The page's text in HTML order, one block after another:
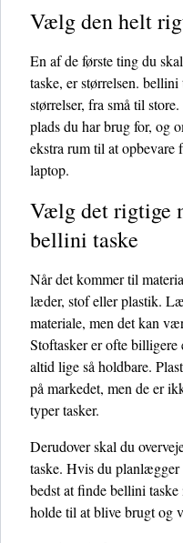
Vælg den helt
En af de første ting du
taske, er størrelsen.
størrelser, fra små til
plads du har brug for, og
ekstra rum til at opbevare
laptop.
Vælg det rigtige
bellini taske
Når det kommer til
læder, stof eller plastik.
materiale, men det kan
Stoftasker er ofte
altid lige så holdbare.
på markedet, men de er
typer tasker.
Derudover skal du
taske. Hvis du planlægger
bedst at finde bellini
holde til at blive brugt og